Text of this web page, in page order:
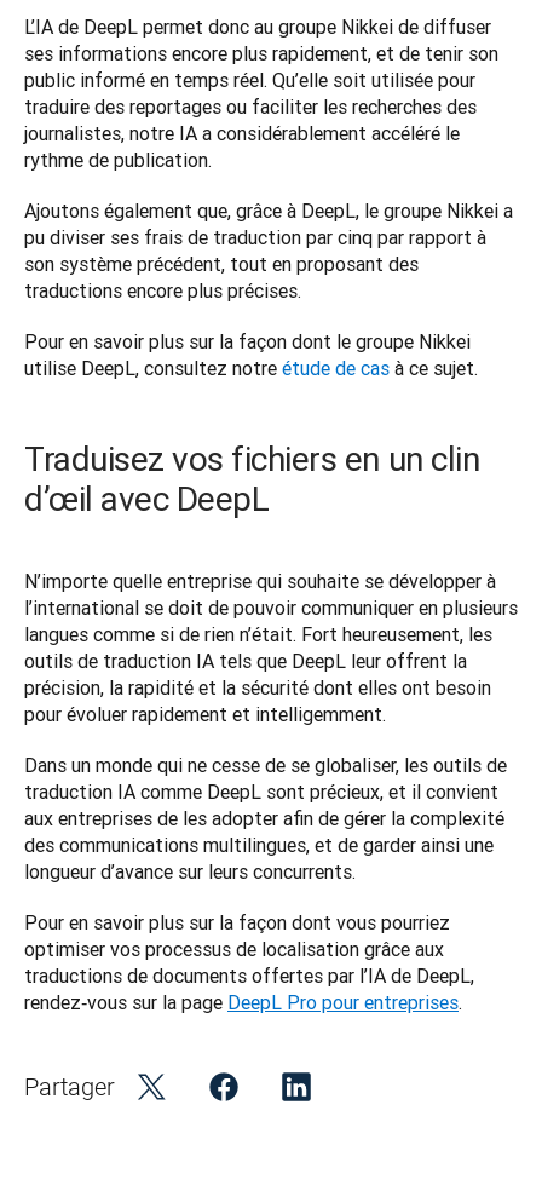
L’IA de DeepL permet donc au groupe Nikkei de diffuser
ses informations encore plus rapidement, et de tenir son
public informé en temps réel. Qu’elle soit utilisée pour
traduire des reportages ou faciliter les recherches des
journalistes, notre IA a considérablement accéléré le
rythme de publication.
Ajoutons également que, grâce à DeepL, le groupe Nikkei a
pu diviser ses frais de traduction par cinq par rapport à
son système précédent, tout en proposant des
traductions encore plus précises.
Pour en savoir plus sur la façon dont le groupe Nikkei
utilise DeepL, consultez notre étude de cas à ce sujet.
Traduisez vos fichiers en un clin
d’œil avec DeepL
N’importe quelle entreprise qui souhaite se développer à
l’international se doit de pouvoir communiquer en plusieurs
langues comme si de rien n’était. Fort heureusement, les
outils de traduction IA tels que DeepL leur offrent la
précision, la rapidité et la sécurité dont elles ont besoin
pour évoluer rapidement et intelligemment.
Dans un monde qui ne cesse de se globaliser, les outils de
traduction IA comme DeepL sont précieux, et il convient
aux entreprises de les adopter afin de gérer la complexité
des communications multilingues, et de garder ainsi une
longueur d’avance sur leurs concurrents.
Pour en savoir plus sur la façon dont vous pourriez
optimiser vos processus de localisation grâce aux
traductions de documents offertes par l’IA de DeepL,
rendez‑vous sur la page DeepL Pro pour entreprises.
Partager